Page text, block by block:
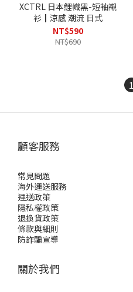
XCTRL 日本鯉幟黑-短袖襯
衫┃涼感 潮流 日式
NT$590
NT$690
1
顧客服務
常見問題
海外運送服務
運送政策
隱私權政策
退換貨政策
條款與細則
防詐騙宣導
關於我們